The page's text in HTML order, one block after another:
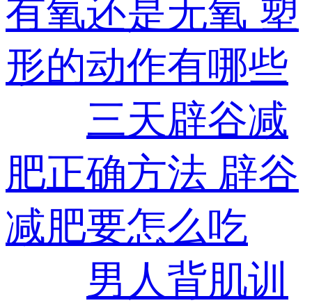
有氧还是无氧 塑
形的动作有哪些
三天辟谷减
肥正确方法 辟谷
减肥要怎么吃
男人背肌训